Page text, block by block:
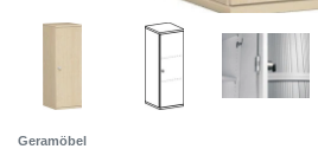
Geramöbel